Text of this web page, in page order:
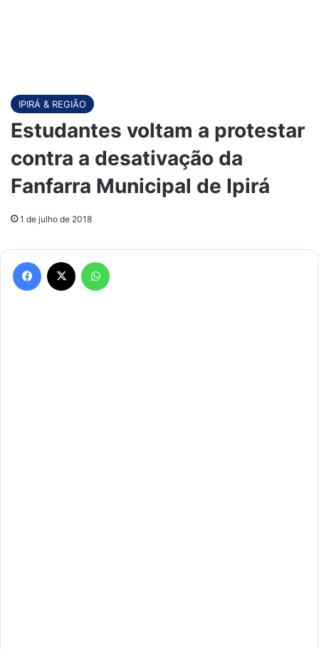
IPIRÁ & REGIÃO
Estudantes voltam a protestar
contra a desativação da
Fanfarra Municipal de Ipirá
1 de julho de 2018